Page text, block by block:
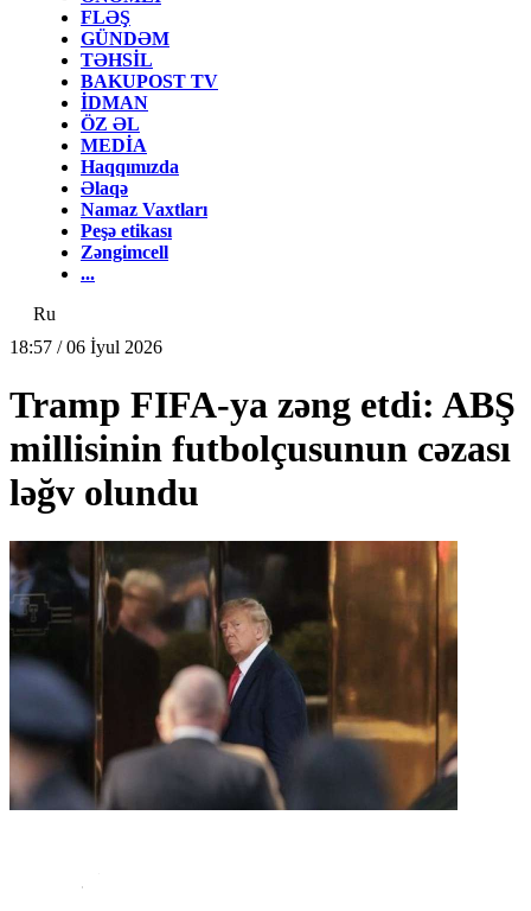
FLƏŞ
GÜNDƏM
TƏHSİL
BAKUPOST TV
İDMAN
ÖZ ƏL
MEDİA
Haqqımızda
Əlaqə
Namaz Vaxtları
Peşə etikası
Zəngimcell
...
Ru
18:57 / 06 İyul 2026
Tramp FIFA-ya zəng etdi: ABŞ
millisinin futbolçusunun cəzası
ləğv olundu